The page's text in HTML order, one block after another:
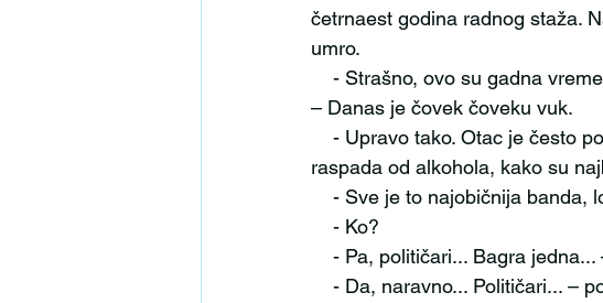
četrnaest godina radnog staža.
umro.
- Strašno, ovo su gadna
– Danas je čovek čoveku vuk.
raspada od alkohola, kako su
- Sve je to najobičnija
    - Ko?
- Pa, političari... Bagra
- Da, naravno... Političari...